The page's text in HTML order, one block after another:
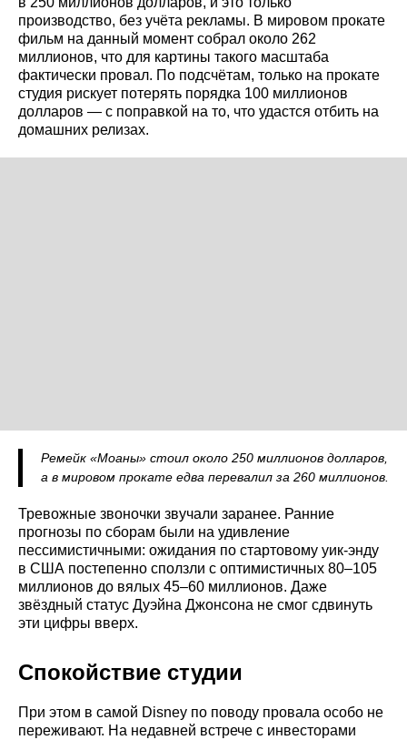
производство, без учёта рекламы. В мировом прокате
фильм на данный момент собрал около 262
миллионов, что для картины такого масштаба
фактически провал. По подсчётам, только на прокате
студия рискует потерять порядка 100 миллионов
долларов — с поправкой на то, что удастся отбить на
домашних релизах.
Ремейк «Моаны» стоил около 250 миллионов долларов,
а в мировом прокате едва перевалил за 260 миллионов.
Тревожные звоночки звучали заранее. Ранние
прогнозы по сборам были на удивление
пессимистичными: ожидания по стартовому уик-энду
в США постепенно сползли с оптимистичных 80–105
миллионов до вялых 45–60 миллионов. Даже
звёздный статус Дуэйна Джонсона не смог сдвинуть
эти цифры вверх.
Спокойствие студии
При этом в самой Disney по поводу провала особо не
переживают. На недавней встрече с инвесторами